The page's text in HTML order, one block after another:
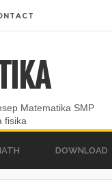
Matematika SMP
fisika
DOWNLOAD